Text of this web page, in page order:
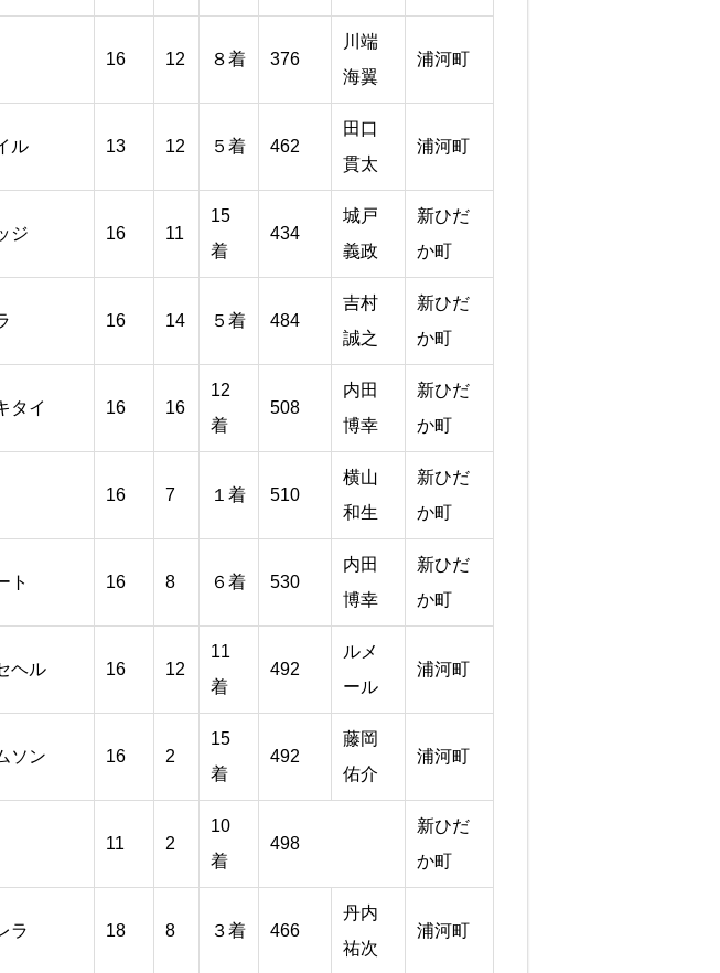
16 12 ８着 376
川端
海翼
浦河町
ル 13 12 ５着 462
田口
貫太
浦河町
ジ 16 11
15
着
434
城戸
義政
新ひだ
か町
16 14 ５着 484
吉村
誠之
新ひだ
か町
タイ 16 16
12
着
508
内田
博幸
新ひだ
か町
16 7 １着 510
横山
和生
新ひだ
か町
ト 16 8 ６着 530
内田
博幸
新ひだ
か町
ヘル 16 12
11
着
492
ルメ
ール
浦河町
ソン 16 2
15
着
492
藤岡
佑介
浦河町
11 2
10
着
498
新ひだ
か町
ラ 18 8 ３着 466
丹内
祐次
浦河町